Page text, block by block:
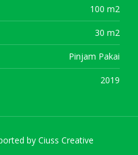
100 m2
30 m2
Pinjam Pakai
2019
by Ciuss Creative